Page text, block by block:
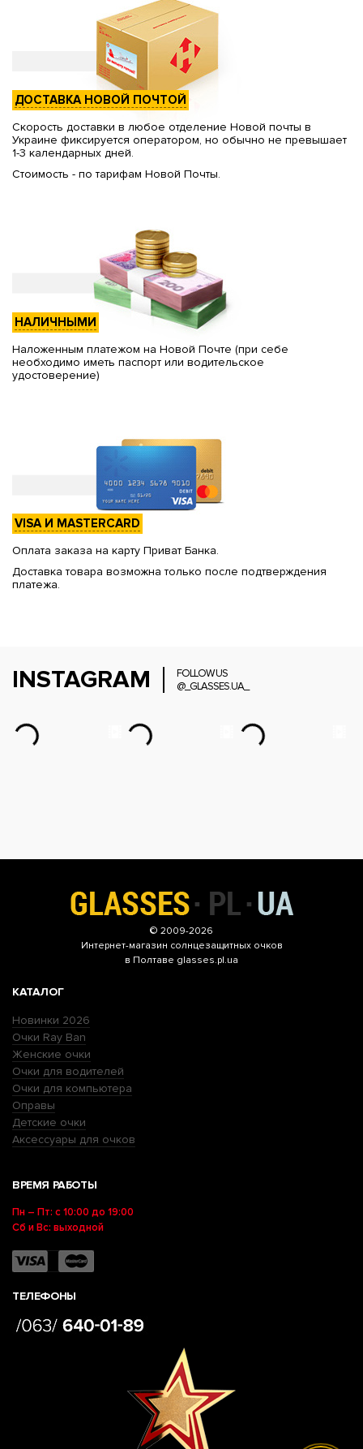
ДОСТАВКА НОВОЙ ПОЧТОЙ
Скорость доставки в любое отделение Новой почты в
Украине фиксируется оператором, но обычно не превышает
1-3 календарных дней.
Стоимость - по тарифам Новой Почты.
НАЛИЧНЫМИ
Наложенным платежом на Новой Почте (при себе
необходимо иметь паспорт или водительское
удостоверение)
VISA И MASTERCARD
Оплата заказа на карту Приват Банка.
Доставка товара возможна только после подтверждения
платежа.
INSTAGRAM
FOLLOW US
@_GLASSES.UA_
© 2009-2026
Интернет-магазин солнцезащитных очков
в Полтаве glasses.pl.ua
КАТАЛОГ
Новинки 2026
Очки Ray Ban
Женские очки
Очки для водителей
Очки для компьютера
Оправы
Детские очки
Аксессуары для очков
ВРЕМЯ РАБОТЫ
Пн – Пт: с 10:00 до 19:00
Сб и Вс: выходной
ТЕЛЕФОНЫ